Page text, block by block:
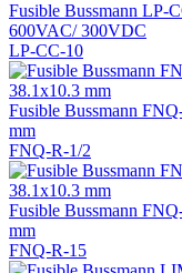
Fusible Bussmann LP-
600VAC/ 300VDC
LP-CC-10
Fusible Bussmann
mm
FNQ-R-1/2
Fusible Bussmann
mm
FNQ-R-15